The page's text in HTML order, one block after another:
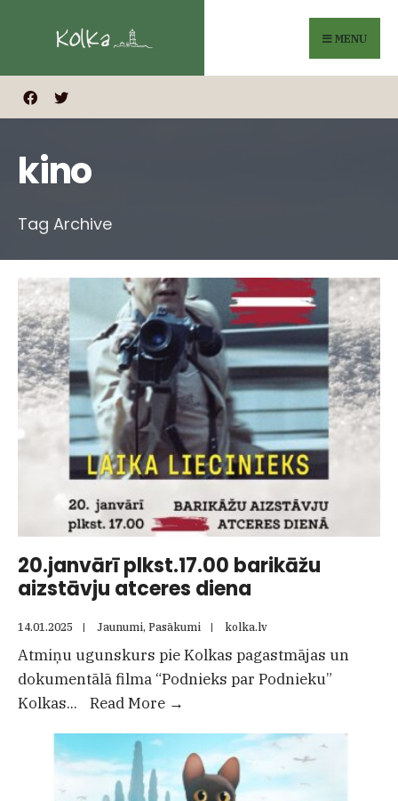
MENU
kino
Tag Archive
20.janvārī plkst.17.00 barikāžu
aizstāvju atceres diena
14.01.2025 | Jaunumi, Pasākumi | kolka.lv
Atmiņu ugunskurs pie Kolkas pagastmājas un
dokumentālā filma “Podnieks par Podnieku”
Kolkas... Read More →
barikāžu
aizstāvju
for: